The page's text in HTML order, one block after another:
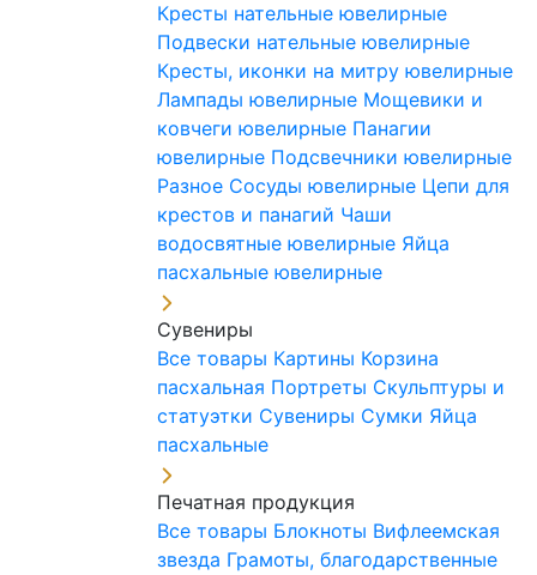
Кресты нательные ювелирные
Подвески нательные ювелирные
Кресты, иконки на митру ювелирные
Лампады ювелирные Мощевики и
ковчеги ювелирные Панагии
ювелирные Подсвечники ювелирные
Разное Сосуды ювелирные Цепи для
крестов и панагий Чаши
водосвятные ювелирные Яйца
пасхальные ювелирные
Сувениры
Все товары Картины Корзина
пасхальная Портреты Скульптуры и
статуэтки Сувениры Сумки Яйца
пасхальные
Печатная продукция
Все товары Блокноты Вифлеемская
звезда Грамоты, благодарственные